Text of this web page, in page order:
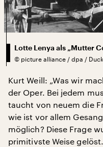
Lotte Lenya als „Mutter
© picture alliance / dpa /
Kurt Weill: „Was wir
der Oper. Bei jedem
taucht von neuem die
wie ist vor allem
möglich? Diese Frage
primitivste Weise